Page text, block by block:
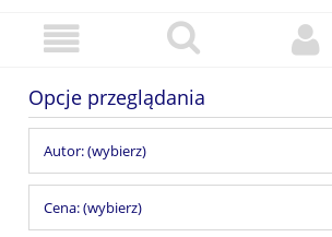
Opcje przeglądania
Autor: (wybierz)
Cena: (wybierz)